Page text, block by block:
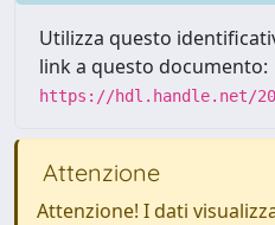
Utilizza questo
link a questo documento:
https://hdl.handle.net/
Attenzione
Attenzione! I dati